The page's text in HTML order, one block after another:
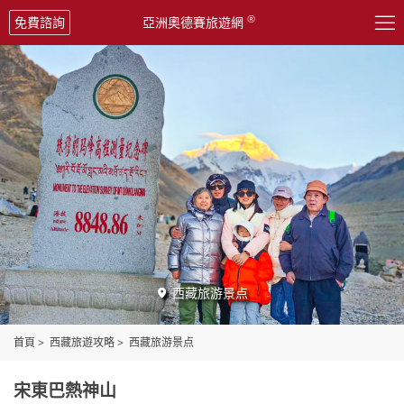

免費諮詢 亞洲奧德賽旅遊網 ®
 西藏旅游景点
首頁 > 西藏旅遊攻略> 西藏旅游景点
宋東巴熱神山